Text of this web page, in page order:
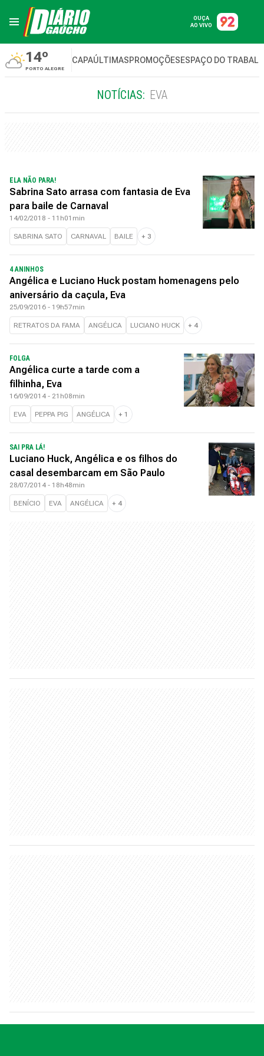
OUÇA
AO VIVO
14º
PORTO ALEGRE
CAPAÚLTIMASPROMOÇÕESESPAÇO DO
NOTÍCIAS: EVA
ELA NÃO PARA!
Sabrina Sato arrasa com fantasia de Eva
para baile de Carnaval
14/02/2018 - 11h01min
SABRINA SATO CARNAVAL BAILE + 3
4 ANINHOS
Angélica e Luciano Huck postam homenagens pelo
aniversário da caçula, Eva
25/09/2016 - 19h57min
RETRATOS DA FAMA ANGÉLICA LUCIANO HUCK + 4
FOLGA
Angélica curte a tarde com a
filhinha, Eva
16/09/2014 - 21h08min
EVA PEPPA PIG ANGÉLICA + 1
SAI PRA LÁ!
Luciano Huck, Angélica e os filhos do
casal desembarcam em São Paulo
28/07/2014 - 18h48min
BENÍCIO EVA ANGÉLICA + 4